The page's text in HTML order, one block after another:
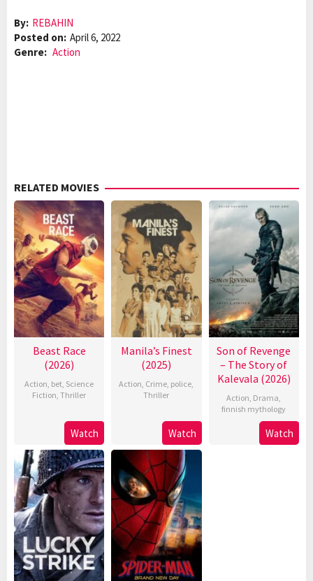
By: REBAHIN
Posted on: April 6, 2022
Genre: Action
RELATED MOVIES
Beast Race
(2026)
Action, bet, Science
Fiction,Thriller
Watch
Manila’s Finest
(2025)
Action, Crime, police,
Thriller
Watch
Son of Revenge
– The Story of
Kalevala (2026)
Action, Drama,
finnish mythology
Watch